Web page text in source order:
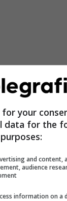
for your
data for the
purposes:
and content,
audience
information on a